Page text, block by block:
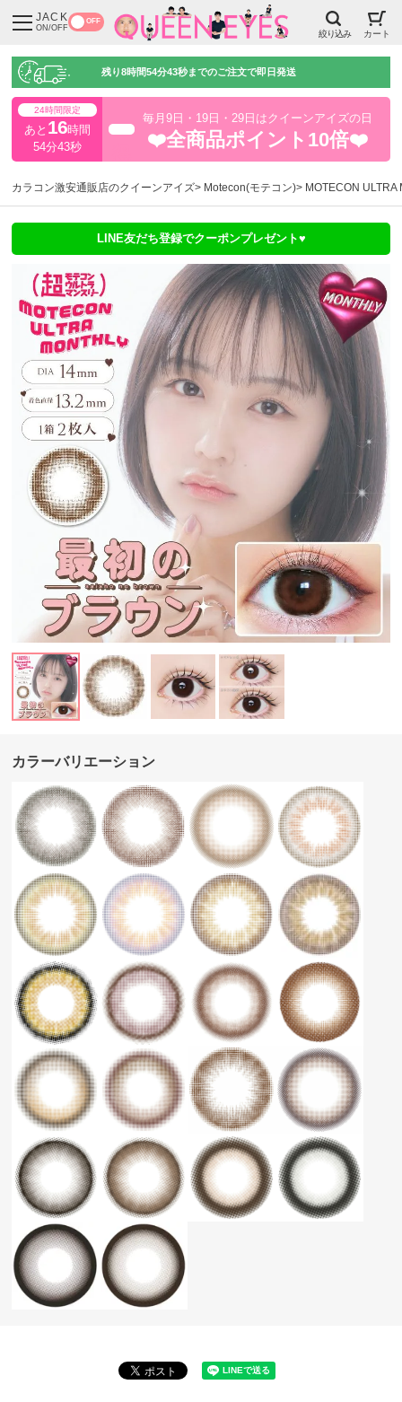
JACK
ON/OFF
OFF
絞り込み カート
残り8時間54分42秒までのご注文で即日発送
24時間限定
あと 16時間
54分43秒
毎月9日・19日・29日はクイーンアイズの日
❤️全商品ポイント10倍❤️
カラコン激安通販店のクイーンアイズ Motecon(モテコン) MOTECON
LINE友だち登録でクーポンプレゼント♥
カラーバリエーション